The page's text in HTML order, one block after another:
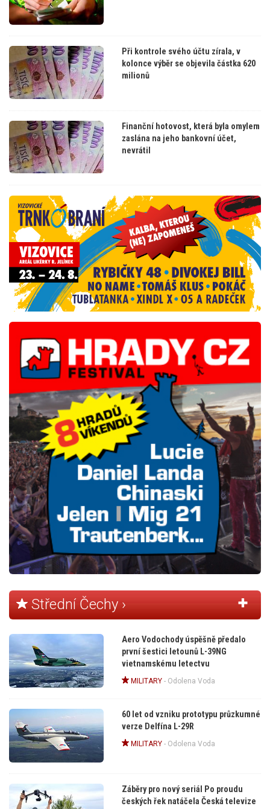
Při kontrole svého účtu zírala, v
kolonce výběr se objevila částka 620
milionů
Finanční hotovost, která byla omylem
zaslána na jeho bankovní účet,
nevrátil
Střední Čechy ›
Aero Vodochody úspěšně předalo
první šestici letounů L-39NG
vietnamskému letectvu
MILITARY- Odolena Voda
60 let od vzniku prototypu průzkumné
verze Delfína L-29R
MILITARY- Odolena Voda
Záběry pro nový seriál Po proudu
českých řek natáčela Česká televize